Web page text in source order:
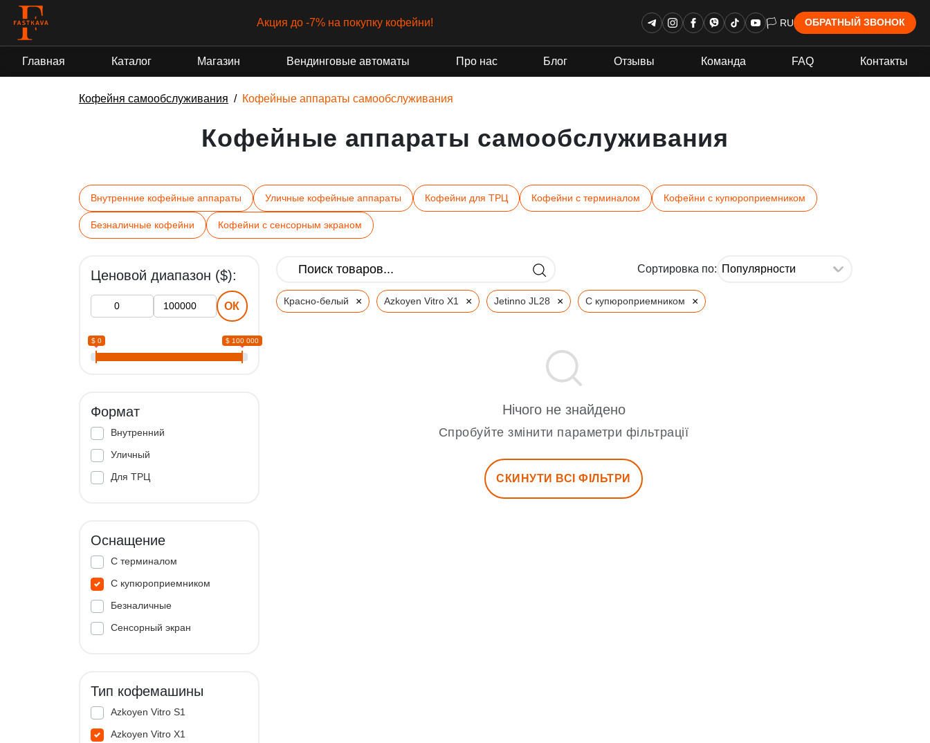
Грант от государства 🏳 RU ОБРАТНЫЙ ЗВОНОК
Главная Каталог Магазин Вендинговые автоматы Про нас Блог Отзывы Команда FAQ Контакты
Кофейня самообслуживания Кофейные аппараты самообслуживания
Кофейные аппараты самообслуживания
Внутренние кофейные аппараты Уличные кофейные аппараты Кофейни для ТРЦ Кофейни с терминалом Кофейни с купюроприемником
Безналичные кофейни Кофейни с сенсорным экраном
Ценовой диапазон ($):
ОК
$ 0 $ 100 000
Формат
Внутренний
Уличный
Для ТРЦ
Оснащение
С терминалом
С купюроприемником
Безналичные
Сенсорный экран
Тип кофемашины
Azkoyen Vitro S1
Azkoyen Vitro X1
Сортировка по:
Красно-белый × Azkoyen Vitro X1 × Jetinno JL28 × С купюроприемником ×
Нічого не знайдено
Спробуйте змінити параметри фільтрації
СКИНУТИ ВСІ ФІЛЬТРИ